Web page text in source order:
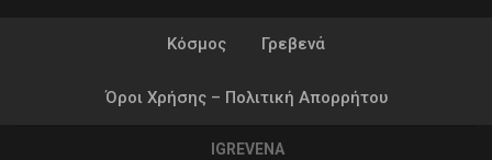
Κόσμος Γρεβενά
Όροι Χρήσης – Πολιτική Απορρήτου
IGREVENA